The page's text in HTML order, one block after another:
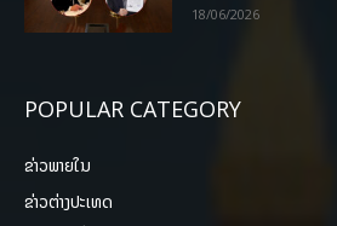
18/06/2026
POPULAR CATEGORY
ຂ່າວພາຍ​ໃນ
ຂ່າວຕ່າງປະເທດ